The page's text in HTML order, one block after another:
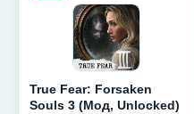
True Fear: Forsaken
Souls 3 (Мод, Unlocked)